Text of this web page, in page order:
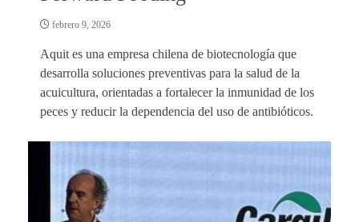
febrero 9, 2026
Aquit es una empresa chilena de biotecnología que
desarrolla soluciones preventivas para la salud de la
acuicultura, orientadas a fortalecer la inmunidad de los
peces y reducir la dependencia del uso de antibióticos.